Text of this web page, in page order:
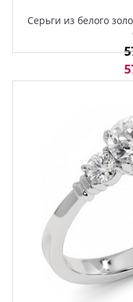
Серьги из белого